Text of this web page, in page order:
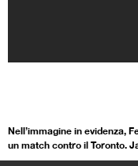
Nell’immagine in evidenza,
un match contro il Toronto.